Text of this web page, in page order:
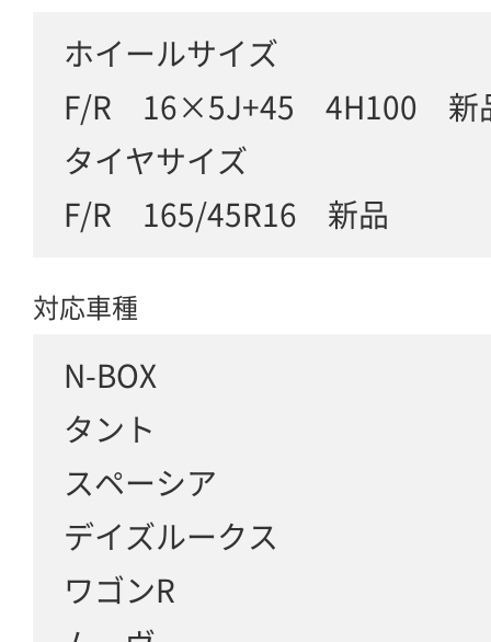
ホイールサイズ
F/R 16×5J+45 4H100 新
タイヤサイズ
F/R 165/45R16 新品
対応車種
N-BOX
タント
スペーシア
デイズルークス
ワゴンR